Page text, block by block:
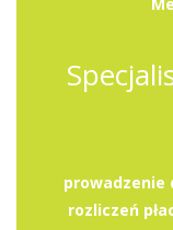
prowadzenie
rozliczeń